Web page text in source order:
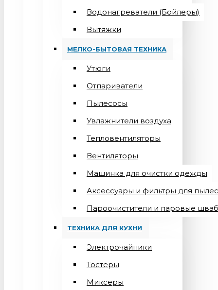
Водонагреватели (Бойлеры)
Вытяжки
МЕЛКО-БЫТОВАЯ ТЕХНИКА
Утюги
Отпариватели
Пылесосы
Увлажнители воздуха
Тепловентиляторы
Вентиляторы
Машинка для очистки одежды
Аксессуары и фильтры для
Пароочистители и паровые
ТЕХНИКА ДЛЯ КУХНИ
Электрочайники
Тостеры
Миксеры